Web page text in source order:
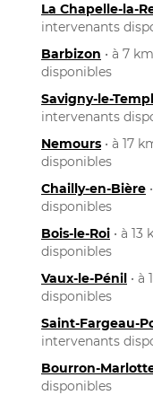
La Chapelle-la-
intervenants
Barbizon • à 7
disponibles
Savigny-le-
intervenants
Nemours • à 17
disponibles
Chailly-en-Bière
disponibles
Bois-le-Roi • à
disponibles
Vaux-le-Pénil • à
disponibles
Saint-Fargeau-
intervenants
Bourron-
disponibles